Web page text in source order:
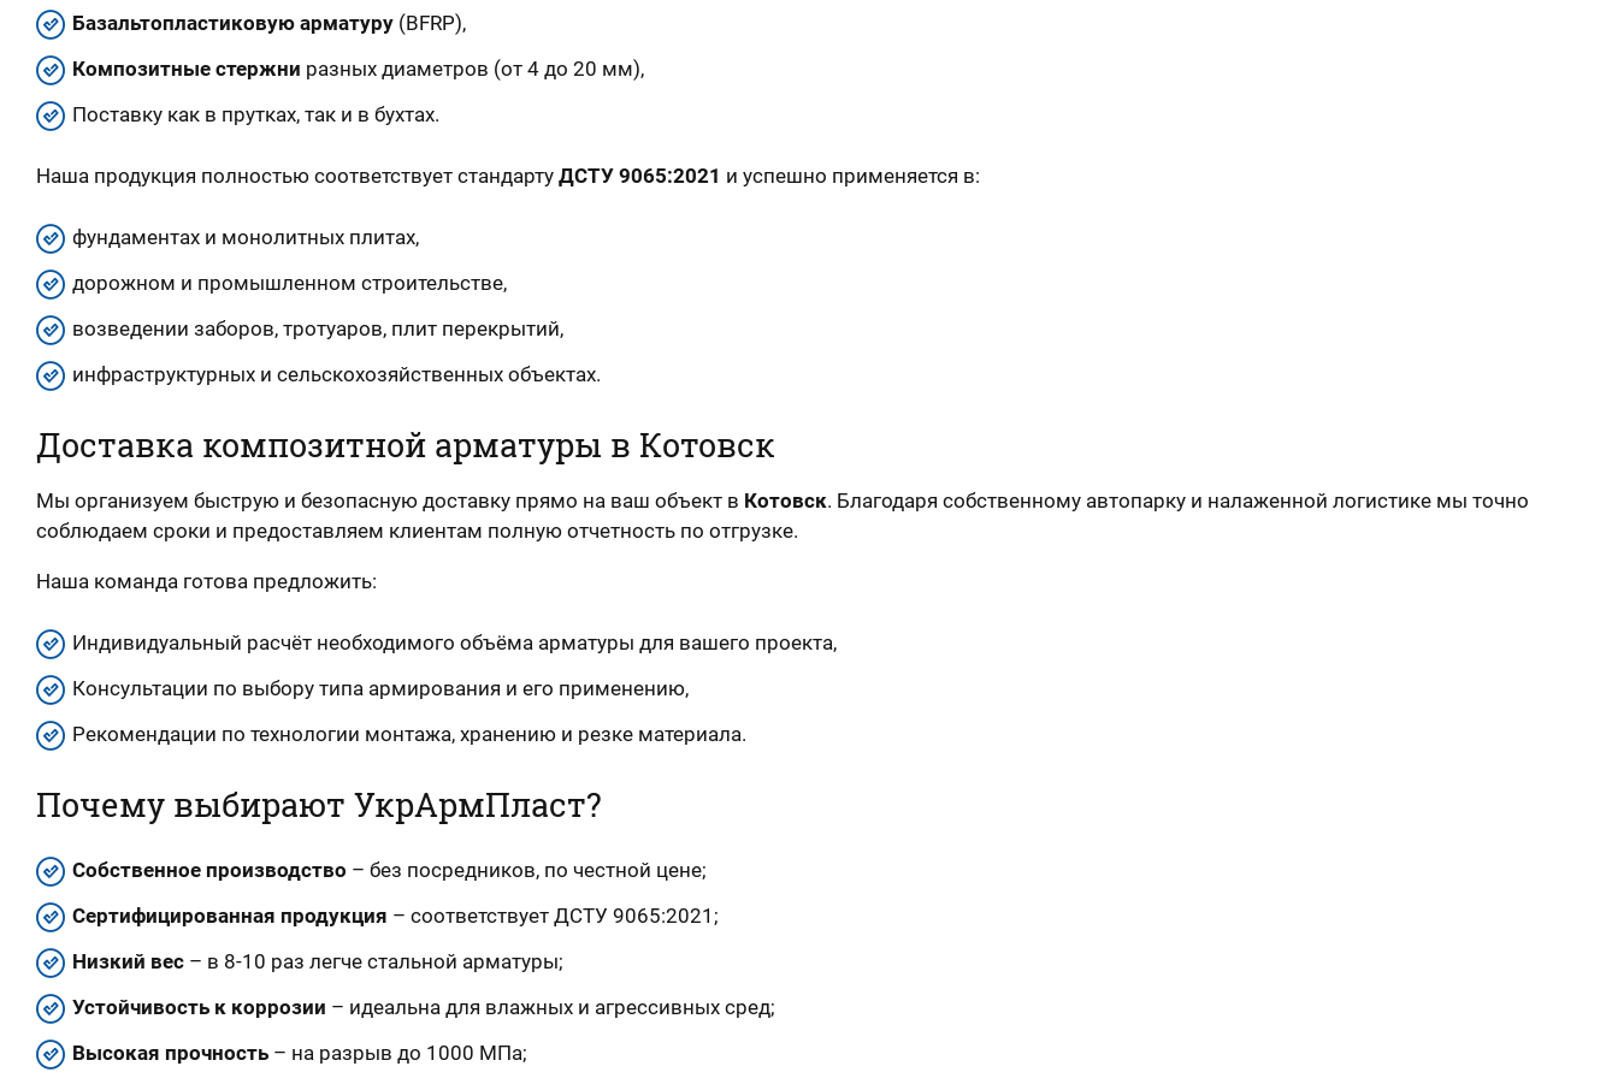
Базальтопластиковую арматуру (BFRP),
Композитные стержни разных диаметров (от 4 до 20 мм),
Поставку как в прутках, так и в бухтах.
Наша продукция полностью соответствует стандарту ДСТУ 9065:2021 и успешно применяется в:
фундаментах и монолитных плитах,
дорожном и промышленном строительстве,
возведении заборов, тротуаров, плит перекрытий,
инфраструктурных и сельскохозяйственных объектах.
Доставка композитной арматуры в Котовск
Мы организуем быструю и безопасную доставку прямо на ваш объект в Котовск. Благодаря собственному автопарку и налаженной логистике мы точно
соблюдаем сроки и предоставляем клиентам полную отчетность по отгрузке.
Наша команда готова предложить:
Индивидуальный расчёт необходимого объёма арматуры для вашего проекта,
Консультации по выбору типа армирования и его применению,
Рекомендации по технологии монтажа, хранению и резке материала.
Почему выбирают УкрАрмПласт?
Собственное производство – без посредников, по честной цене;
Сертифицированная продукция – соответствует ДСТУ 9065:2021;
Низкий вес – в 8-10 раз легче стальной арматуры;
Устойчивость к коррозии – идеальна для влажных и агрессивных сред;
Высокая прочность – на разрыв до 1000 МПа;